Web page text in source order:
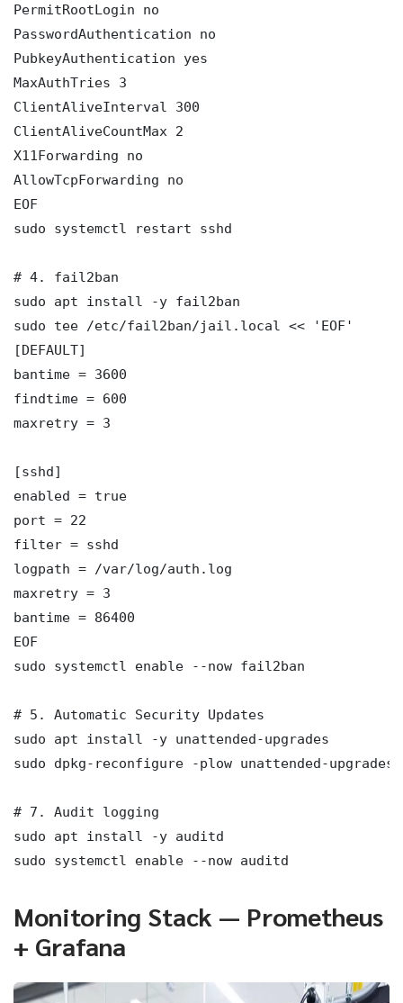
PermitRootLogin no
PasswordAuthentication no
PubkeyAuthentication yes
MaxAuthTries 3
ClientAliveInterval 300
ClientAliveCountMax 2
X11Forwarding no
AllowTcpForwarding no
EOF
sudo systemctl restart sshd
# 4. fail2ban
sudo apt install -y fail2ban
sudo tee /etc/fail2ban/jail.local << 'EOF'
[DEFAULT]
bantime = 3600
findtime = 600
maxretry = 3
[sshd]
enabled = true
port = 22
filter = sshd
logpath = /var/log/auth.log
maxretry = 3
bantime = 86400
EOF
sudo systemctl enable --now fail2ban
# 5. Automatic Security Updates
sudo apt install -y unattended-upgrades
sudo dpkg-reconfigure -plow unattended-upgrades
# 7. Audit logging
sudo apt install -y auditd
sudo systemctl enable --now auditd
Monitoring Stack — Prometheus
+ Grafana